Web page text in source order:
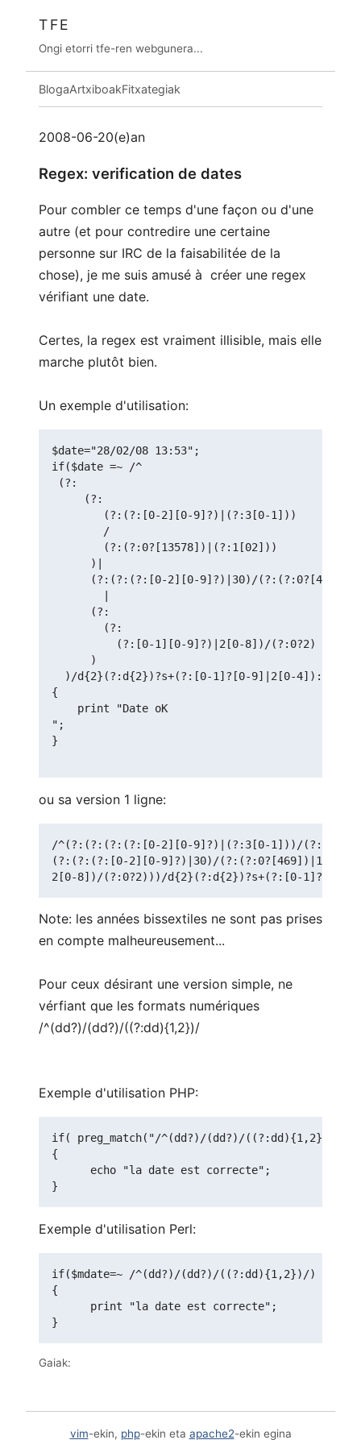
TFE
Ongi etorri tfe-ren webgunera...
BlogaArtxiboakFitxategiak
2008-06-20(e)an
Regex: verification de dates
Pour combler ce temps d'une façon ou d'une
autre (et pour contredire une certaine
personne sur IRC de la faisabilitée de la
chose), je me suis amusé à créer une regex
vérifiant une date.
Certes, la regex est vraiment illisible, mais elle
marche plutôt bien.
Un exemple d'utilisation:
$date="28/02/08 13:53";
if($date =~ /^
(?:
     (?:
        (?:(?:[0-2][0-9]?)|(?:3[0-1]))
        /
        (?:(?:0?[13578])|(?:1[02]))
      )|
(?:(?:(?:[0-2][0-9]?)|30)/
      (?:
        (?:
          (?:[0-1][0-9]?)|2[0-8])/(?:0?2)
      )
)/d{2}(?:d{2})?s+(?:[0-1]?[0-9]|2[0-
{
    print "Date oK
";
}
ou sa version 1 ligne:
/^(?:(?:(?:(?:[0-2][0-9]?)|(?:3[0-1]))/
(?:(?:(?:[0-2][0-9]?)|30)/
2[0-8])/(?:0?2)))/d{2}(?:d{2})?s+(?:[0-1]?[0-
Note: les années bissextiles ne sont pas prises
en compte malheureusement...
Pour ceux désirant une version simple, ne
vérfiant que les formats numériques
/^(dd?)/(dd?)/((?:dd){1,2})/
Exemple d'utilisation PHP:
if( preg_match("/^(dd?)/(dd?)/((?:dd){1,2})/
{
      echo "la date est correcte";
Exemple d'utilisation Perl:
if($mdate=~ /^(dd?)/(dd?)/((?:dd){1,2})/)
{
      print "la date est correcte";
Gaiak:
vim-ekin, php-ekin eta apache2-ekin egina